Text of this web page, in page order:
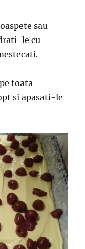
sau
le cu
toata
si apasati-le